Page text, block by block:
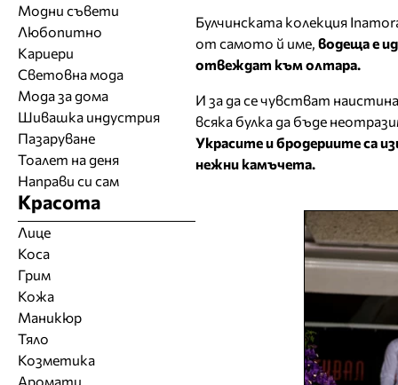
Булчинската колекция
от самото й име, водеща е
отвеждат към олтара.
И за да се чувстват
всяка булка да бъде
Украсите и бродериите са
нежни камъчета.
Модни съвети
Любопитно
Кариери
Световна мода
Мода за дома
Шивашка индустрия
Пазаруване
Тоалет на деня
Направи си сам
Красота
Лице
Коса
Грим
Кожа
Маникюр
Тяло
Козметика
Аромати